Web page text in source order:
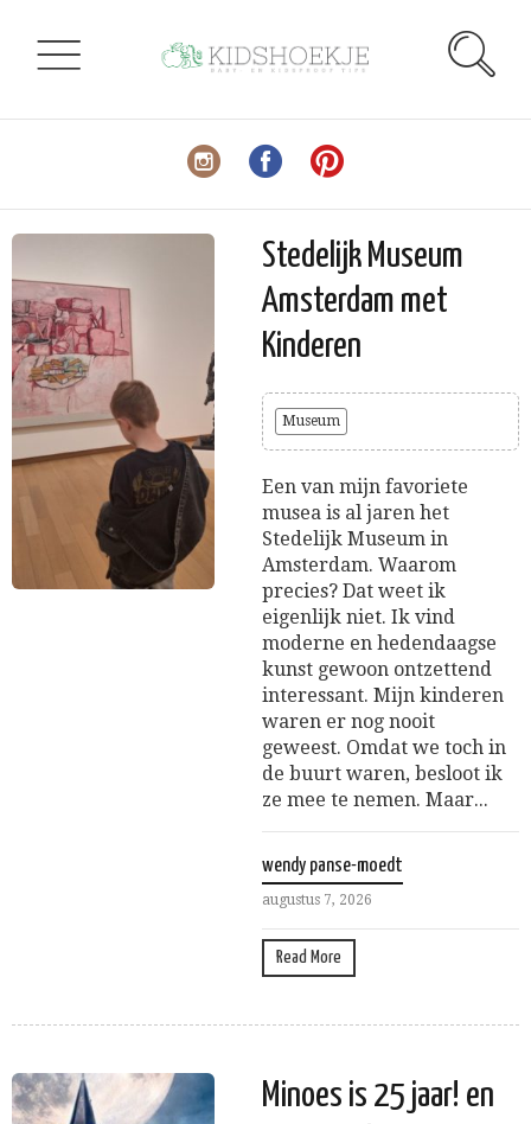
Stedelijk Museum
Amsterdam met
Kinderen
Museum
Een van mijn favoriete
musea is al jaren het
Stedelijk Museum in
Amsterdam. Waarom
precies? Dat weet ik
eigenlijk niet. Ik vind
moderne en hedendaagse
kunst gewoon ontzettend
interessant. Mijn kinderen
waren er nog nooit
geweest. Omdat we toch in
de buurt waren, besloot ik
ze mee te nemen. Maar...
wendy panse-moedt
augustus 7, 2026
Read More
Minoes is 25 jaar! en